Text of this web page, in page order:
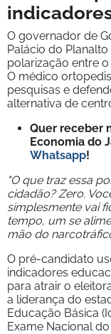
O governador de
Palácio do
polarização entre
O médico
pesquisas e
alternativa de
Quer receber
Economia do
Whatsapp!
"O que traz essa
cidadão? Zero.
simplesmente vai
tempo, um se
mão do
O pré-candidato
indicadores
para atrair o
a liderança do
Educação Básica
Exame Nacional